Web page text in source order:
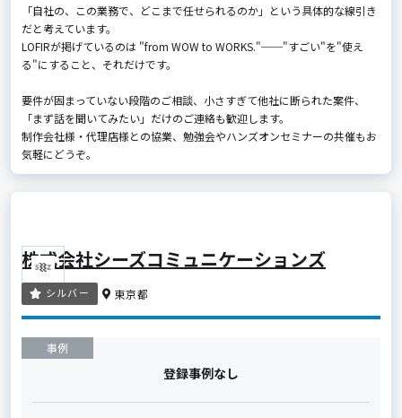
「自社の、この業務で、どこまで任せられるのか」という具体的な線引き
だと考えています。
LOFIRが掲げているのは "from WOW to WORKS."──"すごい"を"使え
る"にすること、それだけです。
要件が固まっていない段階のご相談、小さすぎて他社に断られた案件、
「まず話を聞いてみたい」だけのご連絡も歓迎します。
制作会社様・代理店様との協業、勉強会やハンズオンセミナーの共催もお
気軽にどうぞ。
株式会社シーズコミュニケーションズ
シルバー 東京都
事例
登録事例なし